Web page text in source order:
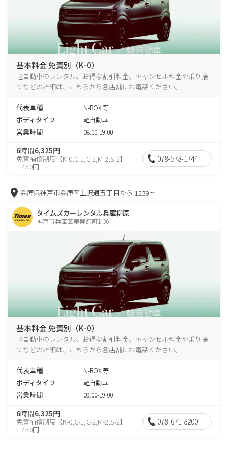
基本料金 免責別（K-0）
軽自動車のレンタル、お得な割引料金、キャンセル料金や乗り捨
てなどの詳細は、こちらから各店舗にお電話ください。
代表車種 N-BOX 等
ボディタイプ 軽自動車
営業時間 08:00-19:00
6時間6,325円
免責補償制度【K-0,C-1,C-2,M-2,S-2】
1,430円
078-578-1744
兵庫県神戸市兵庫区上沢通五丁目から 1239m
タイムズカーレンタル兵庫柳原
神戸市兵庫区東柳原町1-36
基本料金 免責別（K-0）
軽自動車のレンタル、お得な割引料金、キャンセル料金や乗り捨
てなどの詳細は、こちらから各店舗にお電話ください。
代表車種 N-BOX 等
ボディタイプ 軽自動車
営業時間 09:00-19:00
6時間6,325円
免責補償制度【K-0,C-1,C-2,M-2,S-2】
1,430円
078-671-8200